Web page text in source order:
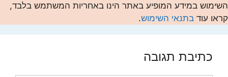
השימוש במידע המופיע באתר הינו באחריות המשתמש בלבד,
קראו עוד בתנאי השימוש.
כתיבת תגובה